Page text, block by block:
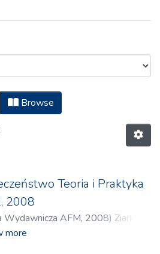
Teoria i
Browse
Teoria i Praktyka
2008
Wydawnicza AFM, 2008) Ziarko,
Jarosław
more